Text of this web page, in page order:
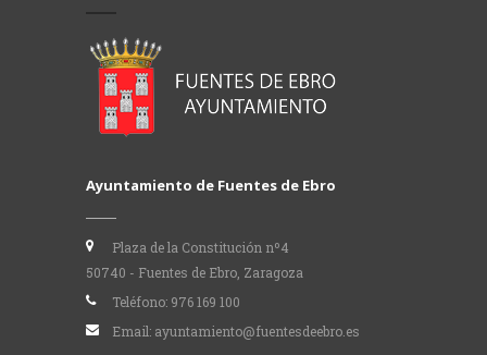
Ayuntamiento de Fuentes de Ebro
Plaza de la Constitución nº4
50740 - Fuentes de Ebro, Zaragoza
Teléfono: 976 169 100
Email: ayuntamiento@fuentesdeebro.es